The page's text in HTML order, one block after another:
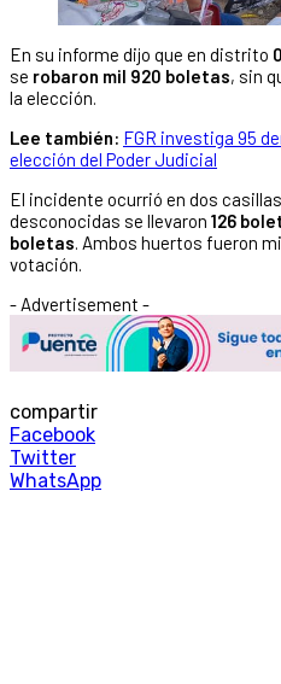
En su informe dijo que en distrito
se robaron mil 920 boletas, sin
la elección.
Lee también: FGR investiga 95
elección del Poder Judicial
El incidente ocurrió en dos
desconocidas se llevaron 126
boletas . Ambos huertos fueron
votación.
- Advertisement -
compartir
Facebook
Twitter
WhatsApp